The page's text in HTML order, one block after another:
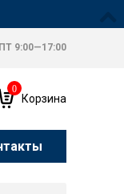
9:00—17:00
0
Корзина